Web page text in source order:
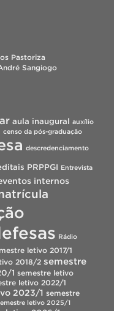
Pastoriza
Sangiogo
aula inaugural auxílio
censo da pós-graduação
descredenciamento
PRPPGI Entrevista
internos
Rádio
letivo 2017/1
2018/2 semestre
1 semestre letivo
letivo 2022/1
2023/1 semestre
letivo 2025/1